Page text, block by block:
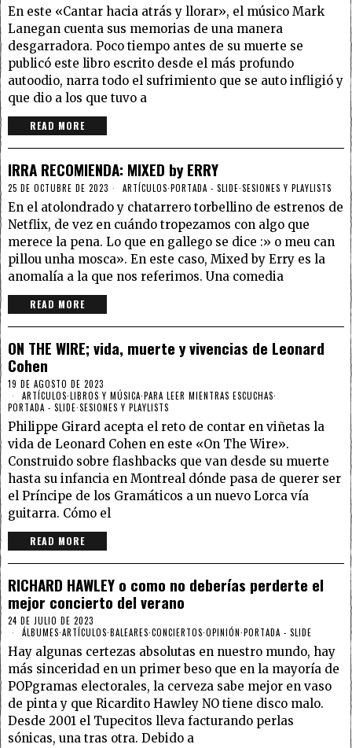
En este «Cantar hacia atrás y llorar», el músico Mark
Lanegan cuenta sus memorias de una manera
desgarradora. Poco tiempo antes de su muerte se
publicó este libro escrito desde el más profundo
autoodio, narra todo el sufrimiento que se auto infligió y
que dio a los que tuvo a
READ MORE
IRRA RECOMIENDA: MIXED by ERRY
25 DE OCTUBRE DE 2023 ARTÍCULOS·PORTADA - SLIDE·SESIONES Y PLAYLISTS
En el atolondrado y chatarrero torbellino de estrenos de
Netflix, de vez en cuándo tropezamos con algo que
merece la pena. Lo que en gallego se dice :» o meu can
pillou unha mosca». En este caso, Mixed by Erry es la
anomalía a la que nos referimos. Una comedia
READ MORE
ON THE WIRE; vida, muerte y vivencias de Leonard
Cohen
19 DE AGOSTO DE 2023
ARTÍCULOS·LIBROS Y MÚSICA·PARA LEER MIENTRAS ESCUCHAS·
PORTADA - SLIDE·SESIONES Y PLAYLISTS
Philippe Girard acepta el reto de contar en viñetas la
vida de Leonard Cohen en este «On The Wire».
Construido sobre flashbacks que van desde su muerte
hasta su infancia en Montreal dónde pasa de querer ser
el Príncipe de los Gramáticos a un nuevo Lorca vía
guitarra. Cómo el
READ MORE
RICHARD HAWLEY o como no deberías perderte el
mejor concierto del verano
24 DE JULIO DE 2023
ÁLBUMES·ARTÍCULOS·BALEARES·CONCIERTOS·OPINIÓN·PORTADA - SLIDE
Hay algunas certezas absolutas en nuestro mundo, hay
más sinceridad en un primer beso que en la mayoría de
POPgramas electorales, la cerveza sabe mejor en vaso
de pinta y que Ricardito Hawley NO tiene disco malo.
Desde 2001 el Tupecitos lleva facturando perlas
sónicas, una tras otra. Debido a